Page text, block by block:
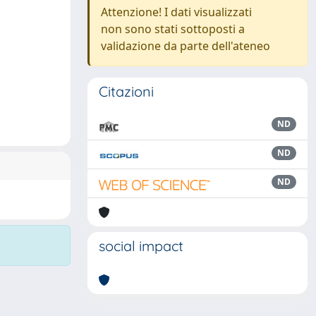
Attenzione! I dati visualizzati
non sono stati sottoposti a
validazione da parte dell'ateneo
Citazioni
ND
ND
ND
social impact